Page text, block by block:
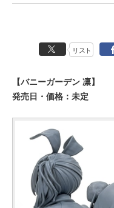
リスト
【バニーガーデン 凛】
発売日・価格：未定